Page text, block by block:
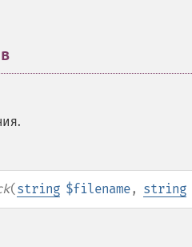
(string $filename, string